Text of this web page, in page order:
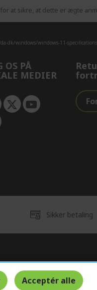
at sikre, at dette er ægte
dk/windows/windows-11-
OS PÅ
MEDIER
Sikker betaling
Danmark
Acceptér alle